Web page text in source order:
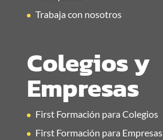
Trabaja con nosotros
Colegios y
Empresas
First Formación para Colegios
First Formación para Empresas